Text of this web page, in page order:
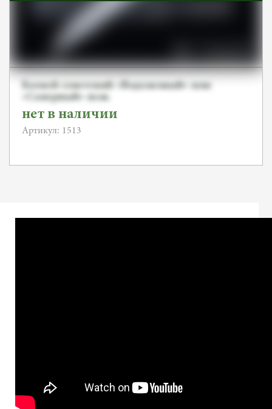
Боевой советский «Водолазный» или
«Саперный» нож.
нет в наличии
Артикул: 1513